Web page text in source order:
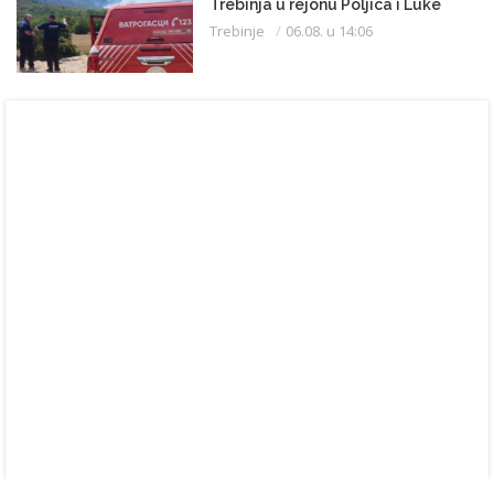
Trebinja u rejonu Poljica i Luke
Trebinje 06.08. u 14:06